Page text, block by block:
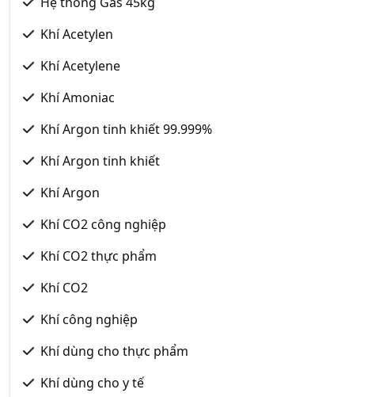
Khí Acetylen
Khí Acetylene
Khí Amoniac
Khí Argon tinh khiết 99.999%
Khí Argon tinh khiết
Khí Argon
Khí CO2 công nghiệp
Khí CO2 thực phẩm
Khí CO2
Khí công nghiệp
Khí dùng cho thực phẩm
Khí dùng cho y tế